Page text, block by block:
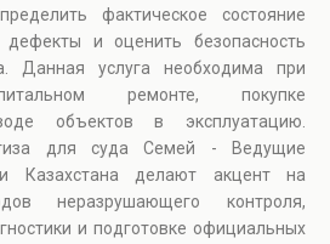
фактическое состояние
дефекты и оценить безопасность
Данная услуга необходима при
ремонте, покупке
объектов в эксплуатацию.
для суда Семей - Ведущие
Казахстана делают акцент на
неразрушающего контроля,
и подготовке официальных